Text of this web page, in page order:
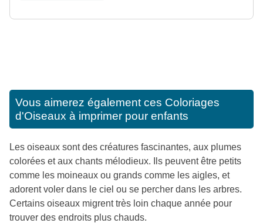
Vous aimerez également ces Coloriages
d'Oiseaux à imprimer pour enfants
Les oiseaux sont des créatures fascinantes, aux plumes
colorées et aux chants mélodieux. Ils peuvent être petits
comme les moineaux ou grands comme les aigles, et
adorent voler dans le ciel ou se percher dans les arbres.
Certains oiseaux migrent très loin chaque année pour
trouver des endroits plus chauds.